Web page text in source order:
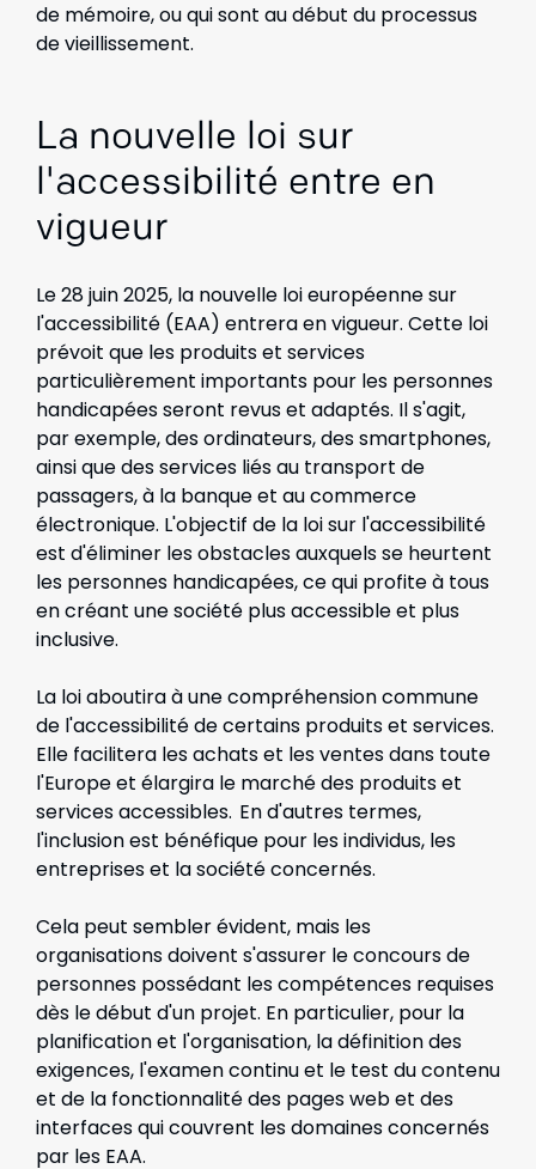
de mémoire, ou qui sont au début du processus
de vieillissement.
La nouvelle loi sur
l'accessibilité entre en
vigueur
Le 28 juin 2025, la nouvelle loi européenne sur
l'accessibilité (EAA) entrera en vigueur. Cette loi
prévoit que les produits et services
particulièrement importants pour les personnes
handicapées seront revus et adaptés. Il s'agit,
par exemple, des ordinateurs, des smartphones,
ainsi que des services liés au transport de
passagers, à la banque et au commerce
électronique. L'objectif de la loi sur l'accessibilité
est d'éliminer les obstacles auxquels se heurtent
les personnes handicapées, ce qui profite à tous
en créant une société plus accessible et plus
inclusive.
La loi aboutira à une compréhension commune
de l'accessibilité de certains produits et services.
Elle facilitera les achats et les ventes dans toute
l'Europe et élargira le marché des produits et
services accessibles. En d'autres termes,
l'inclusion est bénéfique pour les individus, les
entreprises et la société concernés.
Cela peut sembler évident, mais les
organisations doivent s'assurer le concours de
personnes possédant les compétences requises
dès le début d'un projet. En particulier, pour la
planification et l'organisation, la définition des
exigences, l'examen continu et le test du contenu
et de la fonctionnalité des pages web et des
interfaces qui couvrent les domaines concernés
par les EAA.